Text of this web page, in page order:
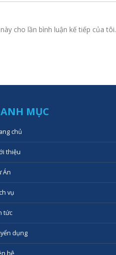
cho lần bình luận kế tiếp của tôi.
MỤC
chủ
thiệu
Án
vụ
tức
dụng
hệ